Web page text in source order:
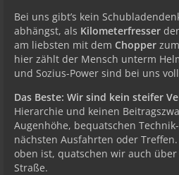
Bei uns gibt’s kein
abhängst, als Kilometerfresser
am liebsten mit dem Chopper
hier zählt der Mensch unterm
und Sozius-Power sind bei uns
Das Beste: Wir sind kein steifer
Hierarchie und keinen
Augenhöhe, bequatschen
nächsten Ausfahrten oder
oben ist, quatschen wir auch
Straße.